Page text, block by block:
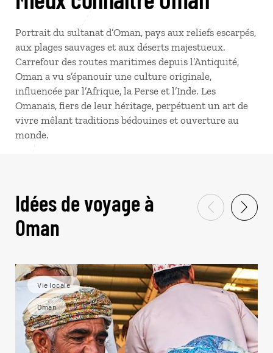
Portrait du sultanat d’Oman, pays aux reliefs escarpés,
aux plages sauvages et aux déserts majestueux.
Carrefour des routes maritimes depuis l’Antiquité,
Oman a vu s’épanouir une culture originale,
influencée par l’Afrique, la Perse et l’Inde. Les
Omanais, fiers de leur héritage, perpétuent un art de
vivre mêlant traditions bédouines et ouverture au
monde.
Idées de voyage à
Oman
Vie locale
Oman